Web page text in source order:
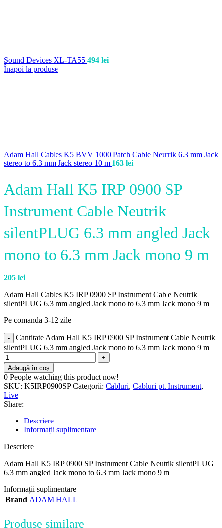
Sound Devices XL-TA55 494 lei
Înapoi la produse
Adam Hall Cables K5 BVV 1000 Patch Cable Neutrik 6.3 mm Jack
stereo to 6.3 mm Jack stereo 10 m 163 lei
Adam Hall K5 IRP 0900 SP
Instrument Cable Neutrik
silentPLUG 6.3 mm angled Jack
mono to 6.3 mm Jack mono 9 m
205 lei
Adam Hall Cables K5 IRP 0900 SP Instrument Cable Neutrik
silentPLUG 6.3 mm angled Jack mono to 6.3 mm Jack mono 9 m
Pe comanda 3-12 zile
Cantitate Adam Hall K5 IRP 0900 SP Instrument Cable Neutrik
silentPLUG 6.3 mm angled Jack mono to 6.3 mm Jack mono 9 m
Adaugă în coș
0 People watching this product now!
SKU: K5IRP0900SPCategorii: Cabluri, Cabluri pt. Instrument,
Live
Share:
Descriere
Informații suplimentare
Descriere
Adam Hall K5 IRP 0900 SP Instrument Cable Neutrik silentPLUG
6.3 mm angled Jack mono to 6.3 mm Jack mono 9 m
Informații suplimentare
Brand ADAM HALL
Produse similare